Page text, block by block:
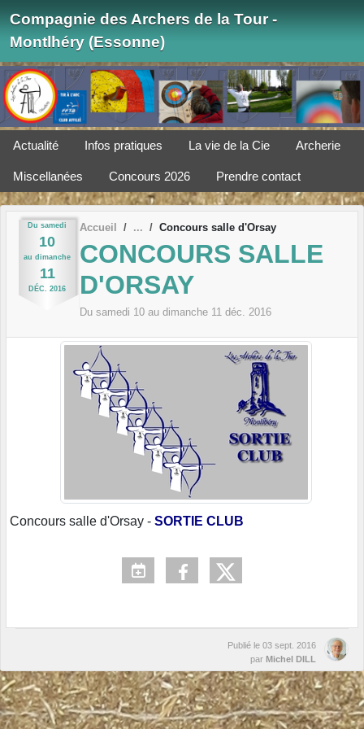
Compagnie des Archers de la Tour -
Montlhéry (Essonne)
Actualité Infos pratiques La vie de la Cie Archerie
Miscellanées Concours 2026 Prendre contact
Du samedi
10
au dimanche
11
DÉC. 2016
Accueil Concours salle d'Orsay
CONCOURS SALLE
D'ORSAY
Du samedi 10 au dimanche 11 déc. 2016
Concours salle d'Orsay - SORTIE CLUB
Publié le 03 sept. 2016
par Michel DILL